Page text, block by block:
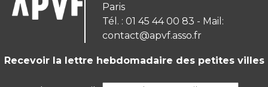
Paris
Tél. : 01 45 44 00 83 - Mail:
contact@apvf.asso.fr
Recevoir la lettre hebdomadaire des petites villes